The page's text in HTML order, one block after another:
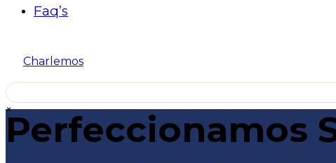
Faq’s
Charlemos
×Perfeccionamos